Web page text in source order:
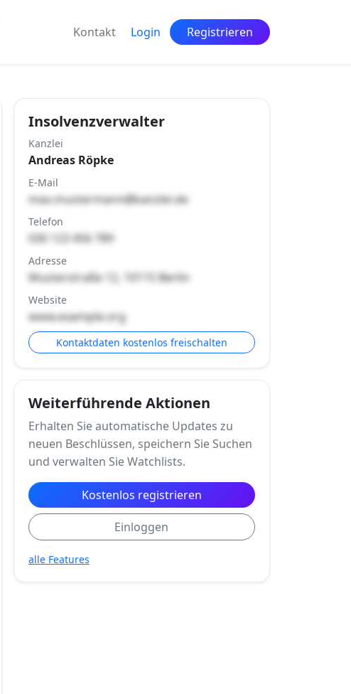
Kontakt Login Registrieren
Insolvenzverwalter
Kanzlei
Andreas Röpke
E-Mail
max.mustermann@kanzlei.de
Telefon
030 123 456 789
Adresse
Musterstraße 12, 10115 Berlin
Website
www.example.org
Kontaktdaten kostenlos freischalten
Weiterführende Aktionen
Erhalten Sie automatische Updates zu
neuen Beschlüssen, speichern Sie Suchen
und verwalten Sie Watchlists.
Kostenlos registrieren
Einloggen
alle Features